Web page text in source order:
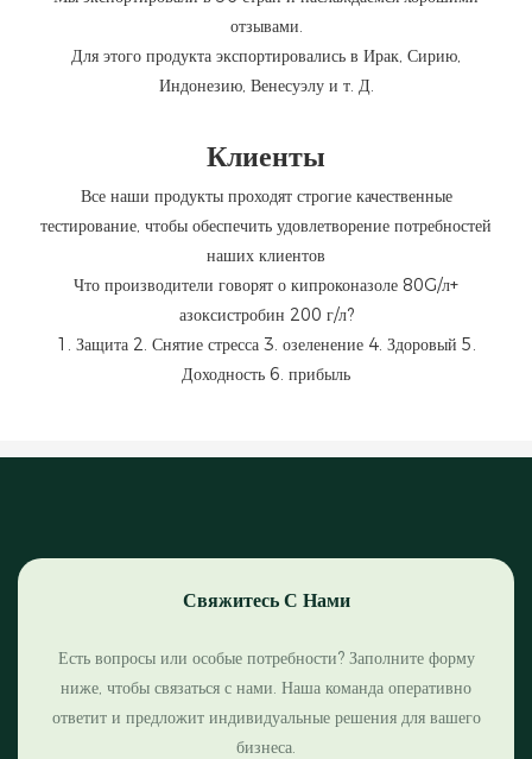
отзывами.
Для этого продукта экспортировались в Ирак, Сирию,
Индонезию, Венесуэлу и т. Д.
Клиенты
Все наши продукты проходят строгие качественные
тестирование, чтобы обеспечить удовлетворение потребностей
наших клиентов
Что производители говорят о кипроконазоле 80G/л+
азоксистробин 200 г/л?
1. Защита 2. Снятие стресса 3. озеленение 4. Здоровый 5.
Доходность 6. прибыль
Свяжитесь С Нами
Есть вопросы или особые потребности? Заполните форму
ниже, чтобы связаться с нами. Наша команда оперативно
ответит и предложит индивидуальные решения для вашего
бизнеса.